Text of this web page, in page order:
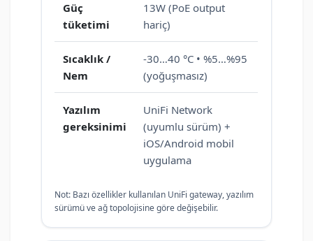
Güç
tüketimi
13W (PoE output
hariç)
Sıcaklık /
Nem
-30…40 °C • %5…%95
(yoğuşmasız)
Yazılım
gereksinimi
UniFi Network
(uyumlu sürüm) +
iOS/Android mobil
uygulama
Not: Bazı özellikler kullanılan UniFi gateway, yazılım
sürümü ve ağ topolojisine göre değişebilir.